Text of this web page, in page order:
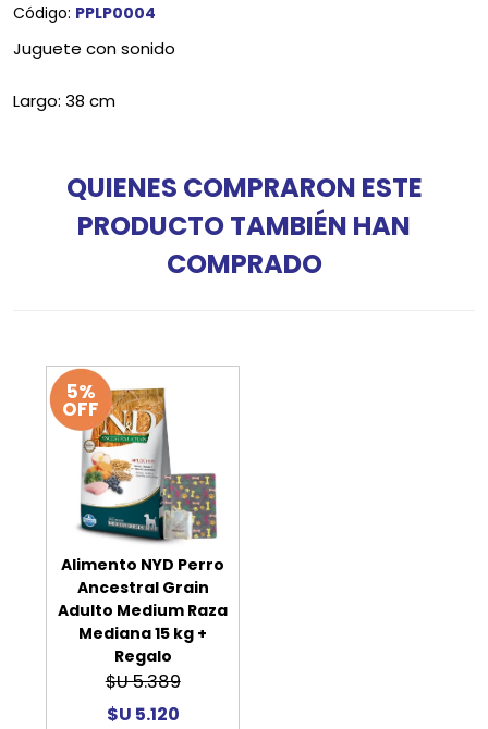
Código: PPLP0004
Juguete con sonido
Largo: 38 cm
QUIENES COMPRARON ESTE
PRODUCTO TAMBIÉN HAN
COMPRADO
5%
OFF
Alimento NYD Perro
Ancestral Grain
Adulto Medium Raza
Mediana 15 kg +
Regalo
$U 5.389
$U 5.120